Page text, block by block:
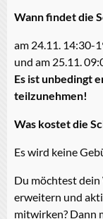
Wann findet die
am 24.11. 14:30-
und am 25.11.
Es ist unbedingt
teilzunehmen!
Was kostet die
Es wird keine
Du möchtest
erweitern und
mitwirken? Dann